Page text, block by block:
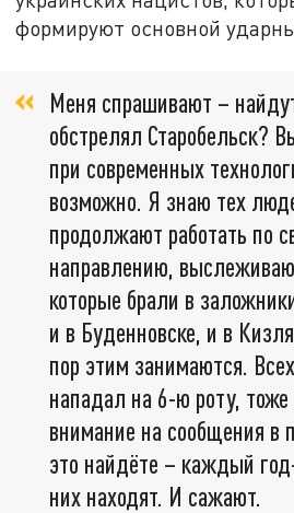
формируют основной
Меня спрашивают –
обстрелял Старобельск?
при современных
возможно. Я знаю тех
продолжают работать по
направлению,
которые брали в
и в Буденновске, и в
пор этим занимаются.
нападал на 6-ю роту,
внимание на сообщения в
это найдёте – каждый
них находят. И сажают.